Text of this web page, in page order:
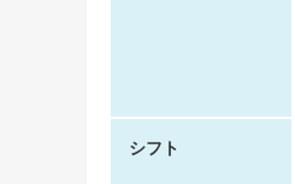
シフト